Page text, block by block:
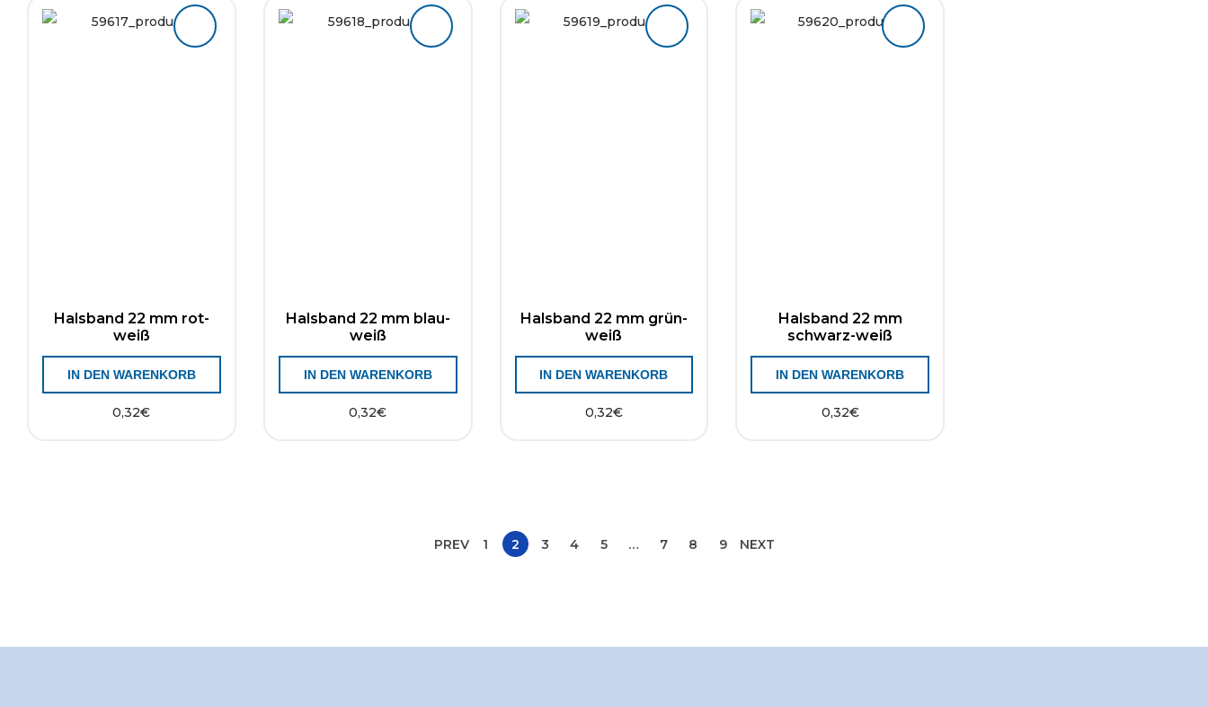
Halsband 22 mm rot-
weiß
0,32€
IN DEN WARENKORB
Halsband 22 mm blau-
weiß
0,32€
IN DEN WARENKORB
Halsband 22 mm grün-
weiß
0,32€
IN DEN WARENKORB
Halsband 22 mm
schwarz-weiß
0,32€
IN DEN WARENKORB
PREV 1 2 3 4 5 … 7 8 9 NEXT